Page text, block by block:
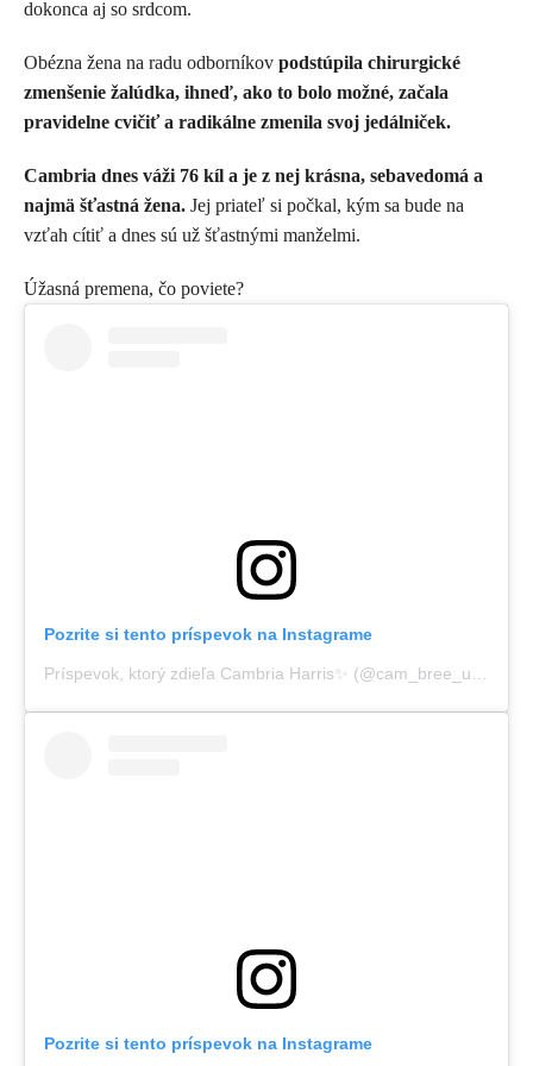
dokonca aj so srdcom.
Obézna žena na radu odborníkov podstúpila chirurgické
zmenšenie žalúdka, ihneď, ako to bolo možné, začala
pravidelne cvičiť a radikálne zmenila svoj jedálniček.
Cambria dnes váži 76 kíl a je z nej krásna, sebavedomá a
najmä šťastná žena. Jej priateľ si počkal, kým sa bude na
vzťah cítiť a dnes sú už šťastnými manželmi.
Úžasná premena, čo poviete?
Pozrite si tento príspevok na Instagrame
Príspevok, ktorý zdieľa Cambria Harris✨ (@cam_bree_uhhh)
Pozrite si tento príspevok na Instagrame